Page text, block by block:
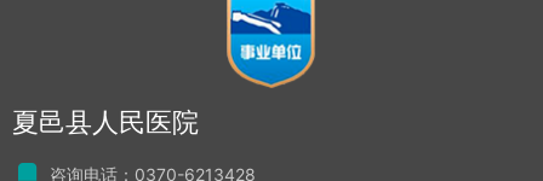
夏邑县人民医院
咨询电话：0370-6213428